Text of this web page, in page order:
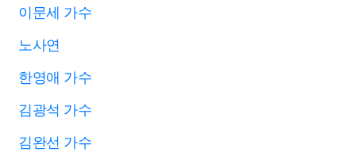
이문세 가수
노사연
한영애 가수
김광석 가수
김완선 가수